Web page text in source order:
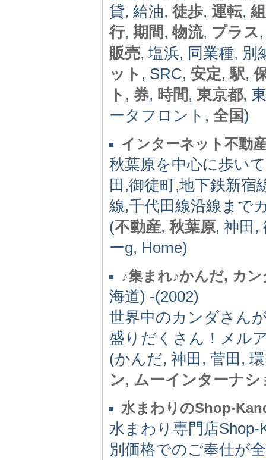
貸, 給油, 徒歩, 運転,
行, 期間 , 物流, プラス
販売, 塩浜, 同業種, 別
ット , SRC, 安定,駅,
ト , 券, 時間 , 東京都,
ータフロント, 全国)
インターネット不動
秋葉原を中心に歩い
田,御徒町,地下鉄新宿
線,千代田線沿線まで
(不動産, 秋葉原, 神田,
ーg, Home)
♪集まれ♪かんだ, カ
海道) -(2002)
世界中のカンダさん
盛りだくさん！メル
(かんだ, 神田, 菅田,
ン, ムーインターナシ
水まわりのShop-
水まわり専門店
別価格でのご奉仕が